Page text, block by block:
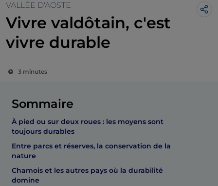
VALLÉE D'AOSTE
Vivre valdôtain, c'est
vivre durable
3 minutes
Sommaire
À pied ou sur deux roues : les moyens sont
toujours durables
Entre parcs et réserves, la conservation de la
nature
Chamois et les autres pays où la durabilité
domine